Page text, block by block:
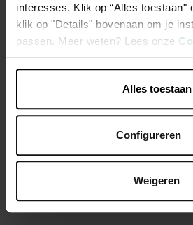
interesses. Klik op “Alles toestaan"
klik op "Details" bovenaan om je
passen. Meer weten? Lees onze
meer informatie.
Alles toestaan
Configureren
Weigeren
Workshop Horta
Vanaf:26/09/2026
Workshop Horta